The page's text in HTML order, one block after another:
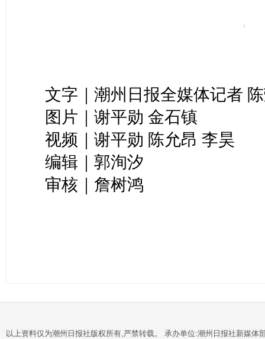
文字｜潮州日报全媒体记者
图片｜谢平勋 金石镇
视频｜谢平勋 陈允昂 李昊
编辑｜郭洵汐
审核｜詹树鸿
以上资料仅为潮州日报社版权所有,严禁转载。 承办单位:潮州日报社新媒体